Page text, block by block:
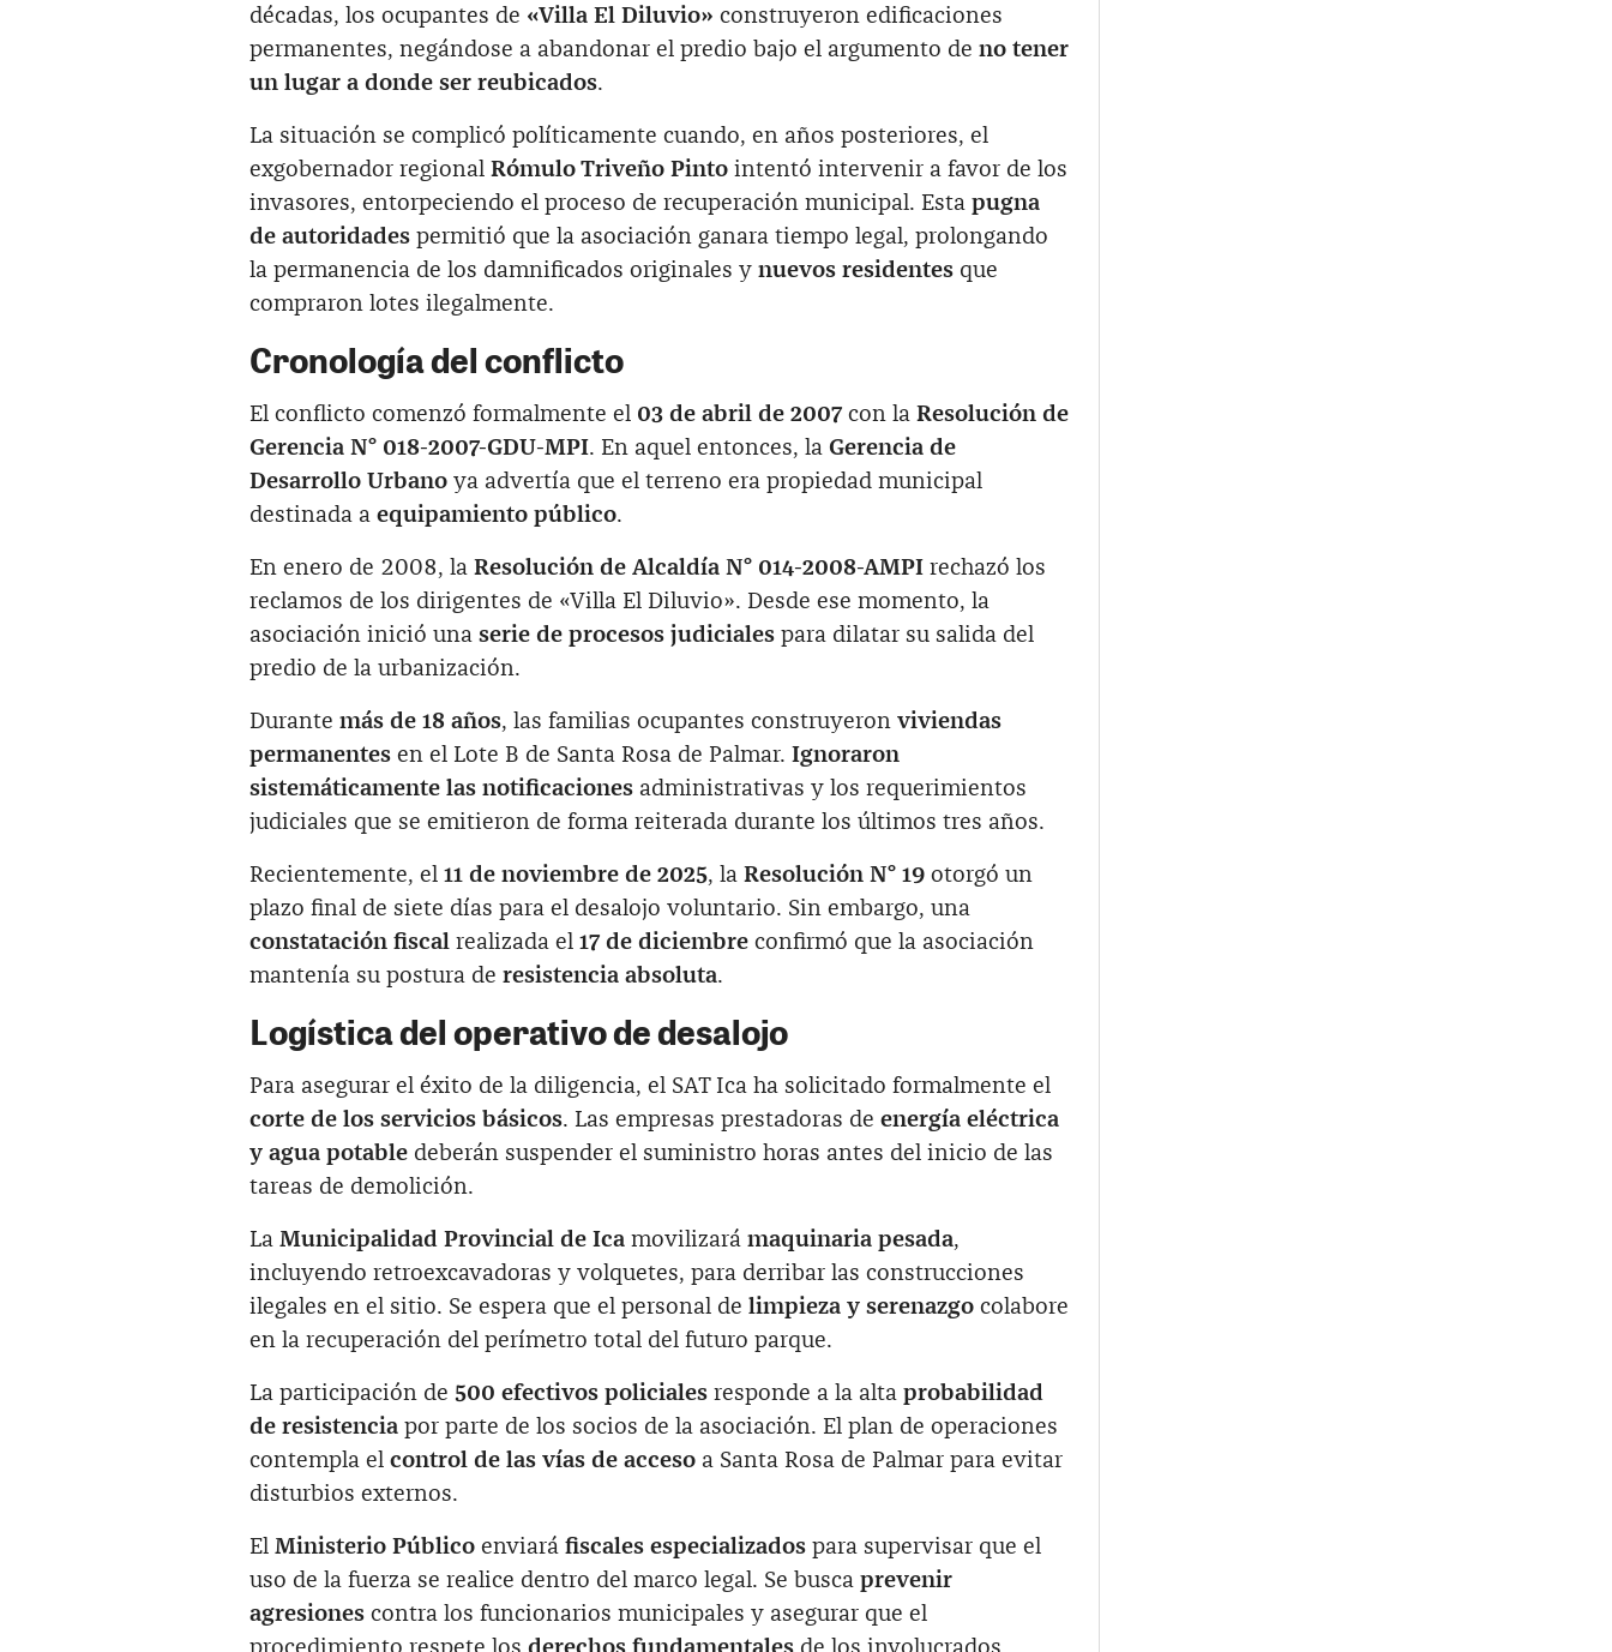
décadas, los ocupantes de «Villa El Diluvio» construyeron edificaciones
permanentes, negándose a abandonar el predio bajo el argumento de no tener
un lugar a donde ser reubicados.
La situación se complicó políticamente cuando, en años posteriores, el
exgobernador regional Rómulo Triveño Pinto intentó intervenir a favor de los
invasores, entorpeciendo el proceso de recuperación municipal. Esta pugna
de autoridades permitió que la asociación ganara tiempo legal, prolongando
la permanencia de los damnificados originales y nuevos residentes que
compraron lotes ilegalmente.
Cronología del conflicto
El conflicto comenzó formalmente el 03 de abril de 2007 con la Resolución de
Gerencia N° 018-2007-GDU-MPI. En aquel entonces, la Gerencia de
Desarrollo Urbano ya advertía que el terreno era propiedad municipal
destinada a equipamiento público.
En enero de 2008, la Resolución de Alcaldía N° 014-2008-AMPI rechazó los
reclamos de los dirigentes de «Villa El Diluvio». Desde ese momento, la
asociación inició una serie de procesos judiciales para dilatar su salida del
predio de la urbanización.
Durante más de 18 años, las familias ocupantes construyeron viviendas
permanentes en el Lote B de Santa Rosa de Palmar. Ignoraron
sistemáticamente las notificaciones administrativas y los requerimientos
judiciales que se emitieron de forma reiterada durante los últimos tres años.
Recientemente, el 11 de noviembre de 2025, la Resolución N° 19 otorgó un
plazo final de siete días para el desalojo voluntario. Sin embargo, una
constatación fiscal realizada el 17 de diciembre confirmó que la asociación
mantenía su postura de resistencia absoluta.
Logística del operativo de desalojo
Para asegurar el éxito de la diligencia, el SAT Ica ha solicitado formalmente el
corte de los servicios básicos. Las empresas prestadoras de energía eléctrica
y agua potable deberán suspender el suministro horas antes del inicio de las
tareas de demolición.
La Municipalidad Provincial de Ica movilizará maquinaria pesada,
incluyendo retroexcavadoras y volquetes, para derribar las construcciones
ilegales en el sitio. Se espera que el personal de limpieza y serenazgo colabore
en la recuperación del perímetro total del futuro parque.
La participación de 500 efectivos policiales responde a la alta probabilidad
de resistencia por parte de los socios de la asociación. El plan de operaciones
contempla el control de las vías de acceso a Santa Rosa de Palmar para evitar
disturbios externos.
El Ministerio Público enviará fiscales especializados para supervisar que el
uso de la fuerza se realice dentro del marco legal. Se busca prevenir
agresiones contra los funcionarios municipales y asegurar que el